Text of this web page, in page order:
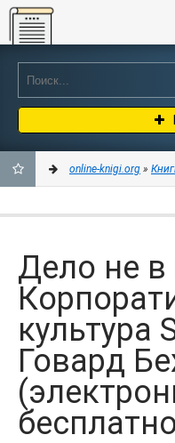
Online-knigi.org
ЗАКЛАДКИ
online-knigi.org »
Дело не в
культура
Говард